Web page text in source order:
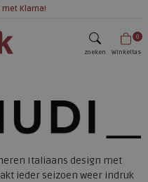
Klarna!
zoeken
0
Winkeltas
Italiaans design met
ieder seizoen weer indruk